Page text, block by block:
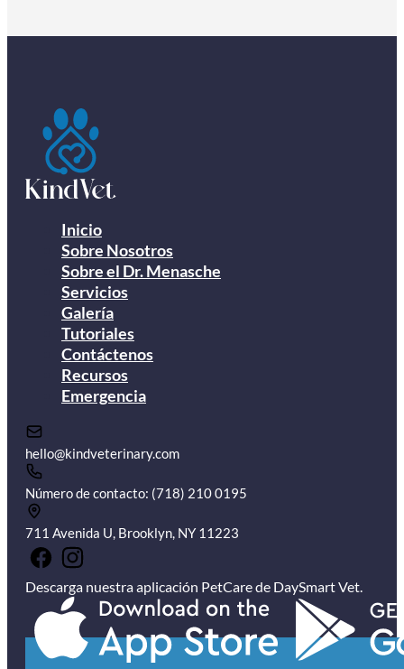
Inicio
Sobre Nosotros
Sobre el Dr. Menasche
Servicios
Galería
Tutoriales
Contáctenos
Recursos
Emergencia
hello@kindveterinary.com
Número de contacto: (718) 210 0195
711 Avenida U, Brooklyn, NY 11223
Descarga nuestra aplicación PetCare de DaySmart Vet.